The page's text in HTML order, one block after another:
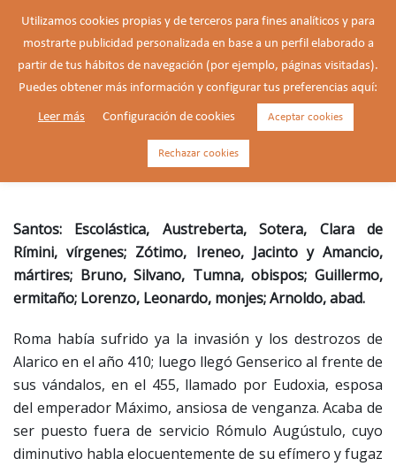
Escolástica, virgen (c. a. 480-
Santos: Escolástica, Austreberta, Sotera, Clara de
Rímini, vírgenes; Zótimo, Ireneo, Jacinto y Amancio,
mártires; Bruno, Silvano, Tumna, obispos; Guillermo,
ermitaño; Lorenzo, Leonardo, monjes; Arnoldo, abad.
Roma había sufrido ya la invasión y los destrozos de
Alarico en el año 410; luego llegó Genserico al frente de
sus vándalos, en el 455, llamado por Eudoxia, esposa
del emperador Máximo, ansiosa de venganza. Acaba de
ser puesto fuera de servicio Rómulo Augústulo, cuyo
diminutivo habla elocuentemente de su efímero y fugaz
Utilizamos cookies propias y de terceros para fines analíticos y para
mostrarte publicidad personalizada en base a un perfil elaborado a
partir de tus hábitos de navegación (por ejemplo, páginas visitadas).
Puedes obtener más información y configurar tus preferencias aquí:
Leer más Configuración de cookies Aceptar cookies
Rechazar cookies